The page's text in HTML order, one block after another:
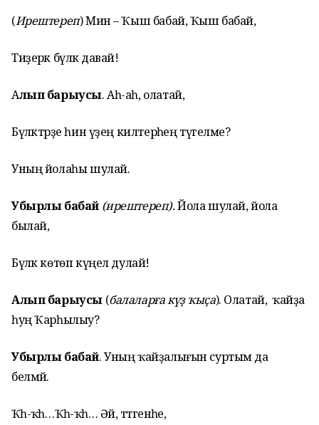
(Ирештереп) Мин – Ҡыш бабай, Ҡыш бабай,
Тиҙерәк бүләк давай!
Алып барыусы. Аһ-аһ, олатай,
Бүләктәрҙе һин үҙең килтерәһең түгелме?
Уның йолаһы шулай.
Убырлы бабай(ирештереп).Йола шулай, йола
былай,
Бүләк көтөп күңел дулай!
Алып барыусы (балаларға күҙ ҡыҫа). Олатай, ә ҡайҙа
һуң Ҡарһылыу?
Убырлы бабай. Уның ҡайҙалығын суртым да
белмәй.
Ҡәһ-ҡәһ…Ҡәһ-ҡәһ… Әй, әттәгенәһе,